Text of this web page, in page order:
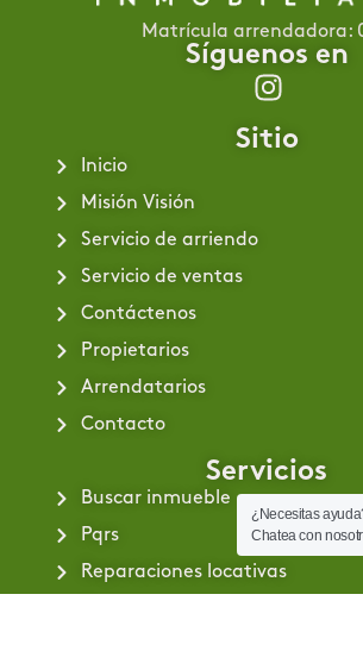
Matrícula arrendadora:
Síguenos en
Sitio
Inicio
Misión Visión
Servicio de arriendo
Servicio de ventas
Contáctenos
Propietarios
Arrendatarios
Contacto
Servicios
Buscar inmueble
Pqrs
Reparaciones locativas
¿Necesitas
Chatea con